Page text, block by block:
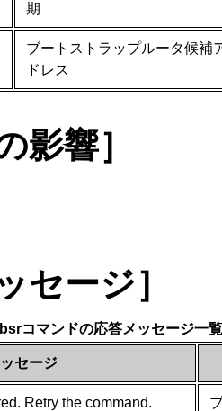
期
ブートストラップルータ候補
ドレス
影響］
セージ］
コマンドの応答メッセージ一覧
セージ
Retry the command.